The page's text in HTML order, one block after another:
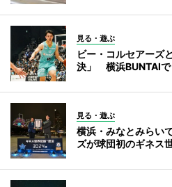
見る・遊ぶ
ビー・コルセアーズ
決」 横浜BUNTAIで
見る・遊ぶ
横浜・みなとみらい
ズが球団初のギネス